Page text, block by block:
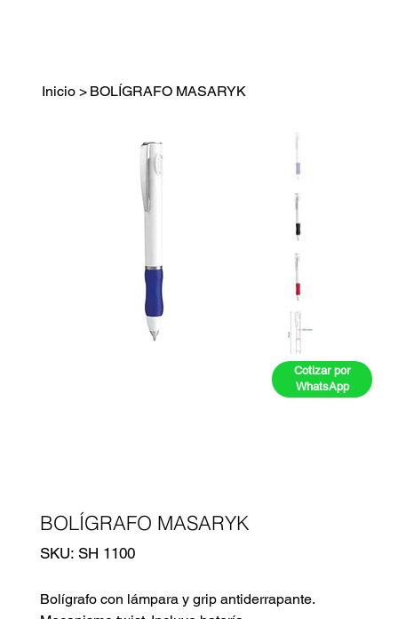
Inicio > BOLÍGRAFO MASARYK
BOLÍGRAFO MASARYK
SKU: SKU
SH
SH 1100
Bolígrafo con lámpara y grip antiderrapante.
Cotizar por
WhatsApp